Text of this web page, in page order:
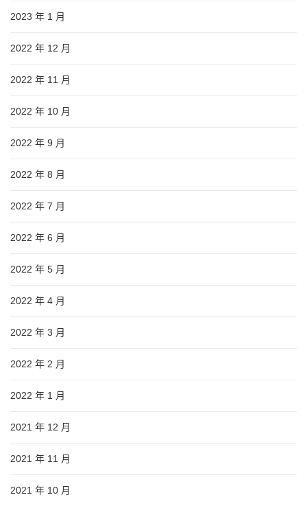
2023 年 1 月
2022 年 12 月
2022 年 11 月
2022 年 10 月
2022 年 9 月
2022 年 8 月
2022 年 7 月
2022 年 6 月
2022 年 5 月
2022 年 4 月
2022 年 3 月
2022 年 2 月
2022 年 1 月
2021 年 12 月
2021 年 11 月
2021 年 10 月